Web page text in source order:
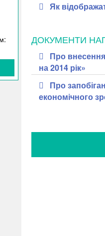
Як
ДОКУМЕНТИ
Про
на 2014 рік»
Про
економічного